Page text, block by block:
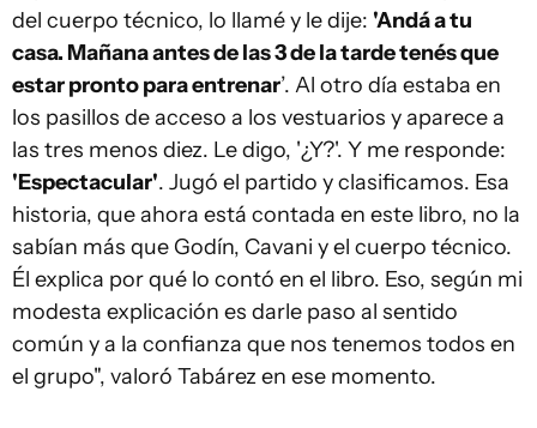
del cuerpo técnico, lo llamé y le dije: 'Andá a tu
casa. Mañana antes de las 3 de la tarde tenés que
estar pronto para entrenar’. Al otro día estaba en
los pasillos de acceso a los vestuarios y aparece a
las tres menos diez. Le digo, '¿Y?'. Y me responde:
'Espectacular'. Jugó el partido y clasificamos. Esa
historia, que ahora está contada en este libro, no la
sabían más que Godín, Cavani y el cuerpo técnico.
Él explica por qué lo contó en el libro. Eso, según mi
modesta explicación es darle paso al sentido
común y a la confianza que nos tenemos todos en
el grupo", valoró Tabárez en ese momento.